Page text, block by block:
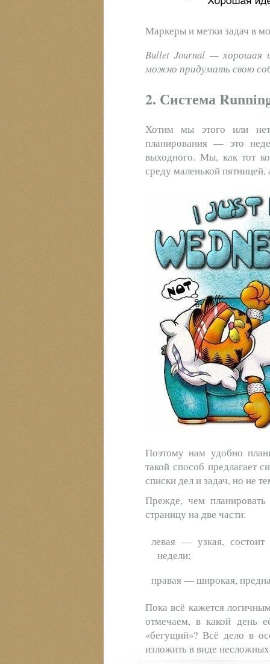
Маркеры и метки задач в
Bullet Journal — хорошая
можно придумать свою
2. Система
Хотим мы этого или
планирования — это
выходного. Мы, как тот
среду маленькой
Поэтому нам удобно
такой способ предлагает
списки дел и задач, но не
Прежде, чем
страницу на две части:
левая — узкая,
недели;
правая — широкая,
Пока всё кажется
отмечаем, в какой день
«бегущий»? Всё дело в
изложить в виде